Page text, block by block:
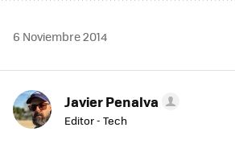
6 Noviembre 2014
Javier Penalva
Editor - Tech